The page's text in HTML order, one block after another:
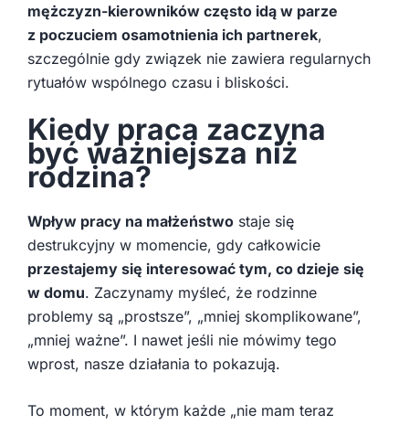
mężczyzn-kierowników często idą w parze
z poczuciem osamotnienia ich partnerek,
szczególnie gdy związek nie zawiera regularnych
rytuałów wspólnego czasu i bliskości.
Kiedy praca zaczyna
być ważniejsza niż
rodzina?
Wpływ pracy na małżeństwo staje się
destrukcyjny w momencie, gdy całkowicie
przestajemy się interesować tym, co dzieje się
w domu. Zaczynamy myśleć, że rodzinne
problemy są „prostsze”, „mniej skomplikowane”,
„mniej ważne”. I nawet jeśli nie mówimy tego
wprost, nasze działania to pokazują.
To moment, w którym każde „nie mam teraz